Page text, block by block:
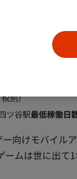
オンライ
別）
ツ谷駅最低稼働日
向けモバイル
ムは世に出て
・PM：1名 ・